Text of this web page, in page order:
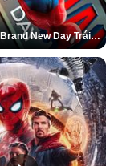
Spider-Man: Brand New Day Tráiler (3)